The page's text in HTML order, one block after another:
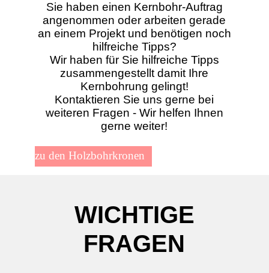
Sie haben einen Kernbohr-Auftrag
angenommen oder arbeiten gerade
an einem Projekt und benötigen noch
hilfreiche Tipps?
Wir haben für Sie hilfreiche Tipps
zusammengestellt damit Ihre
Kernbohrung gelingt!
Kontaktieren Sie uns gerne bei
weiteren Fragen - Wir helfen Ihnen
gerne weiter!
zu den Holzbohrkronen
WICHTIGE
FRAGEN